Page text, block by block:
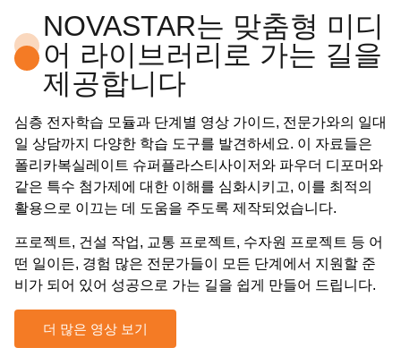
NOVASTAR는 맞춤형 미디
어 라이브러리로 가는 길을
제공합니다
심층 전자학습 모듈과 단계별 영상 가이드, 전문가와의 일대
일 상담까지 다양한 학습 도구를 발견하세요. 이 자료들은
폴리카복실레이트 슈퍼플라스티사이저와 파우더 디포머와
같은 특수 첨가제에 대한 이해를 심화시키고, 이를 최적의
활용으로 이끄는 데 도움을 주도록 제작되었습니다.
프로젝트, 건설 작업, 교통 프로젝트, 수자원 프로젝트 등 어
떤 일이든, 경험 많은 전문가들이 모든 단계에서 지원할 준
비가 되어 있어 성공으로 가는 길을 쉽게 만들어 드립니다.
더 많은 영상 보기